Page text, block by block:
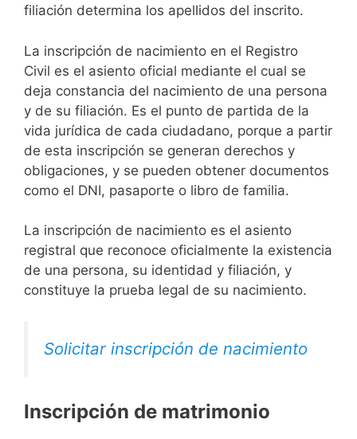
filiación determina los apellidos del inscrito.
La inscripción de nacimiento en el Registro
Civil es el asiento oficial mediante el cual se
deja constancia del nacimiento de una persona
y de su filiación. Es el punto de partida de la
vida jurídica de cada ciudadano, porque a partir
de esta inscripción se generan derechos y
obligaciones, y se pueden obtener documentos
como el DNI, pasaporte o libro de familia.
La inscripción de nacimiento es el asiento
registral que reconoce oficialmente la existencia
de una persona, su identidad y filiación, y
constituye la prueba legal de su nacimiento.
Solicitar inscripción de nacimiento
Inscripción de matrimonio